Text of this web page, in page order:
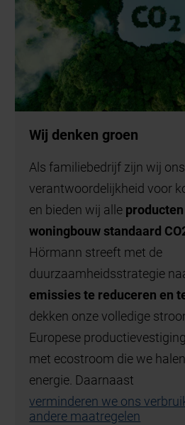
Wij denken groen
Als familiebedrijf zijn wij
verantwoordelijkheid voor
en bieden wij alle
woningbouw standaard
Hörmann streeft met de
duurzaamheidsstrategie
emissies te reduceren en
dekken onze volledige
Europese
met ecostroom die we
energie. Daarnaast
verminderen we ons
andere maatregelen